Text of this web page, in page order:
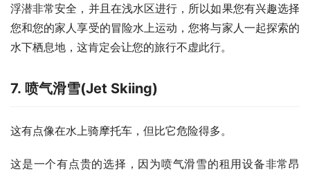
浮潜非常安全，并且在浅水区进行，所以如果您有兴趣选择
您和您的家人享受的冒险水上运动，您将与家人一起探索的
水下栖息地，这肯定会让您的旅行不虚此行。
7. 喷气滑雪(Jet Skiing)
这有点像在水上骑摩托车，但比它危险得多。
这是一个有点贵的选择，因为喷气滑雪的租用设备非常昂